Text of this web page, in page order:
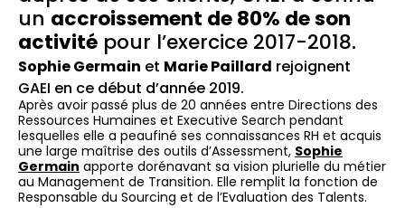
un accroissement de 80% de son
activité pour l’exercice 2017-2018.
Sophie Germain et Marie Paillard rejoignent
GAEI en ce début d’année 2019.
Après avoir passé plus de 20 années entre Directions des
Ressources Humaines et Executive Search pendant
lesquelles elle a peaufiné ses connaissances RH et acquis
une large maîtrise des outils d’Assessment, Sophie
Germain apporte dorénavant sa vision plurielle du métier
au Management de Transition. Elle remplit la fonction de
Responsable du Sourcing et de l’Evaluation des Talents.